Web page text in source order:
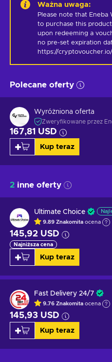
Ważna uwaga:
Please note that Eneba
to purchase this
upon redeeming a
no pre-set expiration
https://
Polecane oferty
Wyróżniona oferta
Zweryfikowane przez
167,81 USD
Kup teraz
2 inne oferty
Ultimate Choice
9.89 Znakomita ocena
145,92 USD
Najniższa cena
Kup teraz
Fast Delivery 24/7
9.76 Znakomita ocena
145,93 USD
Kup teraz